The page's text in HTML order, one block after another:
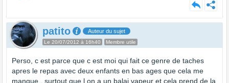
patito Auteur du sujet
Le 20/07/2012 à 16h40 Membre utile
Perso, c est parce que c est moi qui fait ce genre de taches
apres le repas avec deux enfants en bas ages que cela me
manque , surtout que l on a un balai vapeur et cela prend de la